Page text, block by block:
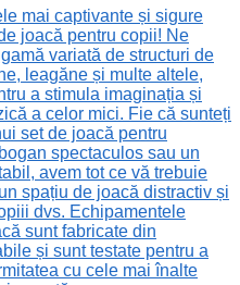
mai captivante și sigure
joacă pentru copii! Ne
variată de structuri de
leagăne și multe altele,
a stimula imaginația și
a celor mici. Fie că sunteți
set de joacă pentru
spectaculos sau un
avem tot ce vă trebuie
spațiu de joacă distractiv și
dvs. Echipamentele
sunt fabricate din
și sunt testate pentru a
cu cele mai înalte